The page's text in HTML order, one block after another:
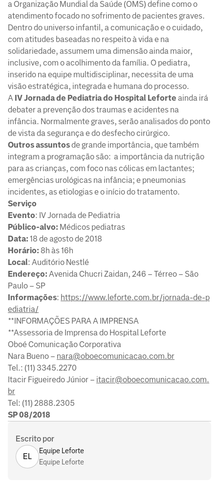
a Organização Mundial da Saúde (OMS) define como o
atendimento focado no sofrimento de pacientes graves.
Dentro do universo infantil, a comunicação e o cuidado,
com atitudes baseadas no respeito à vida e na
solidariedade, assumem uma dimensão ainda maior,
inclusive, com o acolhimento da família. O pediatra,
inserido na equipe multidisciplinar, necessita de uma
visão estratégica, integrada e humana do processo.
A IV Jornada de Pediatria do Hospital Leforte ainda irá
debater a prevenção dos traumas e acidentes na
infância. Normalmente graves, serão analisados do ponto
de vista da segurança e do desfecho cirúrgico.
Outros assuntosde grande importância, que também
integram a programação são: a importância da nutrição
para as crianças, com foco nas cólicas em lactantes;
emergências urológicas na infância; e pneumonias
incidentes, as etiologias e o início do tratamento.
Serviço
Evento: IV Jornada de Pediatria
Público-alvo: Médicos pediatras
Data: 18 de agosto de 2018
Horário: 8h às 16h
Local: Auditório Nestlé
Endereço: Avenida Chucri Zaidan, 246 – Térreo – São
Paulo – SP
Informações: https://www.leforte.com.br/jornada-de-p
ediatria/
**INFORMAÇÕES PARA A IMPRENSA
**Assessoria de Imprensa do Hospital Leforte
Oboé Comunicação Corporativa
Nara Bueno – nara@oboecomunicacao.com.br
Tel.: (11) 3345.2270
Itacir Figueiredo Júnior – itacir@oboecomunicacao.com.
br
Tel: (11) 2888.2305
SP 08/2018
Escrito por
EL
Equipe Leforte
Equipe Leforte